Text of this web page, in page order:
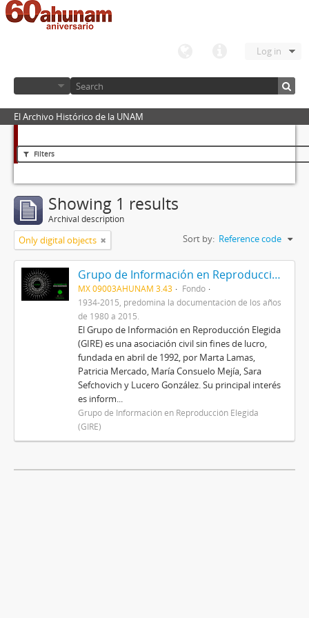
Log in
El Archivo Histórico de la UNAM
Filters
Showing 1 results
Archival description
Only digital objects Sort by: Reference code
Grupo de Información en Reproducción Elegida (GIRE)
MX 09003AHUNAM 3.43
Fondo
1934-2015, predomina la documentación de los años
de 1980 a 2015.
El Grupo de Información en Reproducción Elegida
(GIRE) es una asociación civil sin fines de lucro,
fundada en abril de 1992, por Marta Lamas,
Patricia Mercado, María Consuelo Mejía, Sara
Sefchovich y Lucero González. Su principal interés
es inform...
Grupo de Información en Reproducción Elegida
(GIRE)